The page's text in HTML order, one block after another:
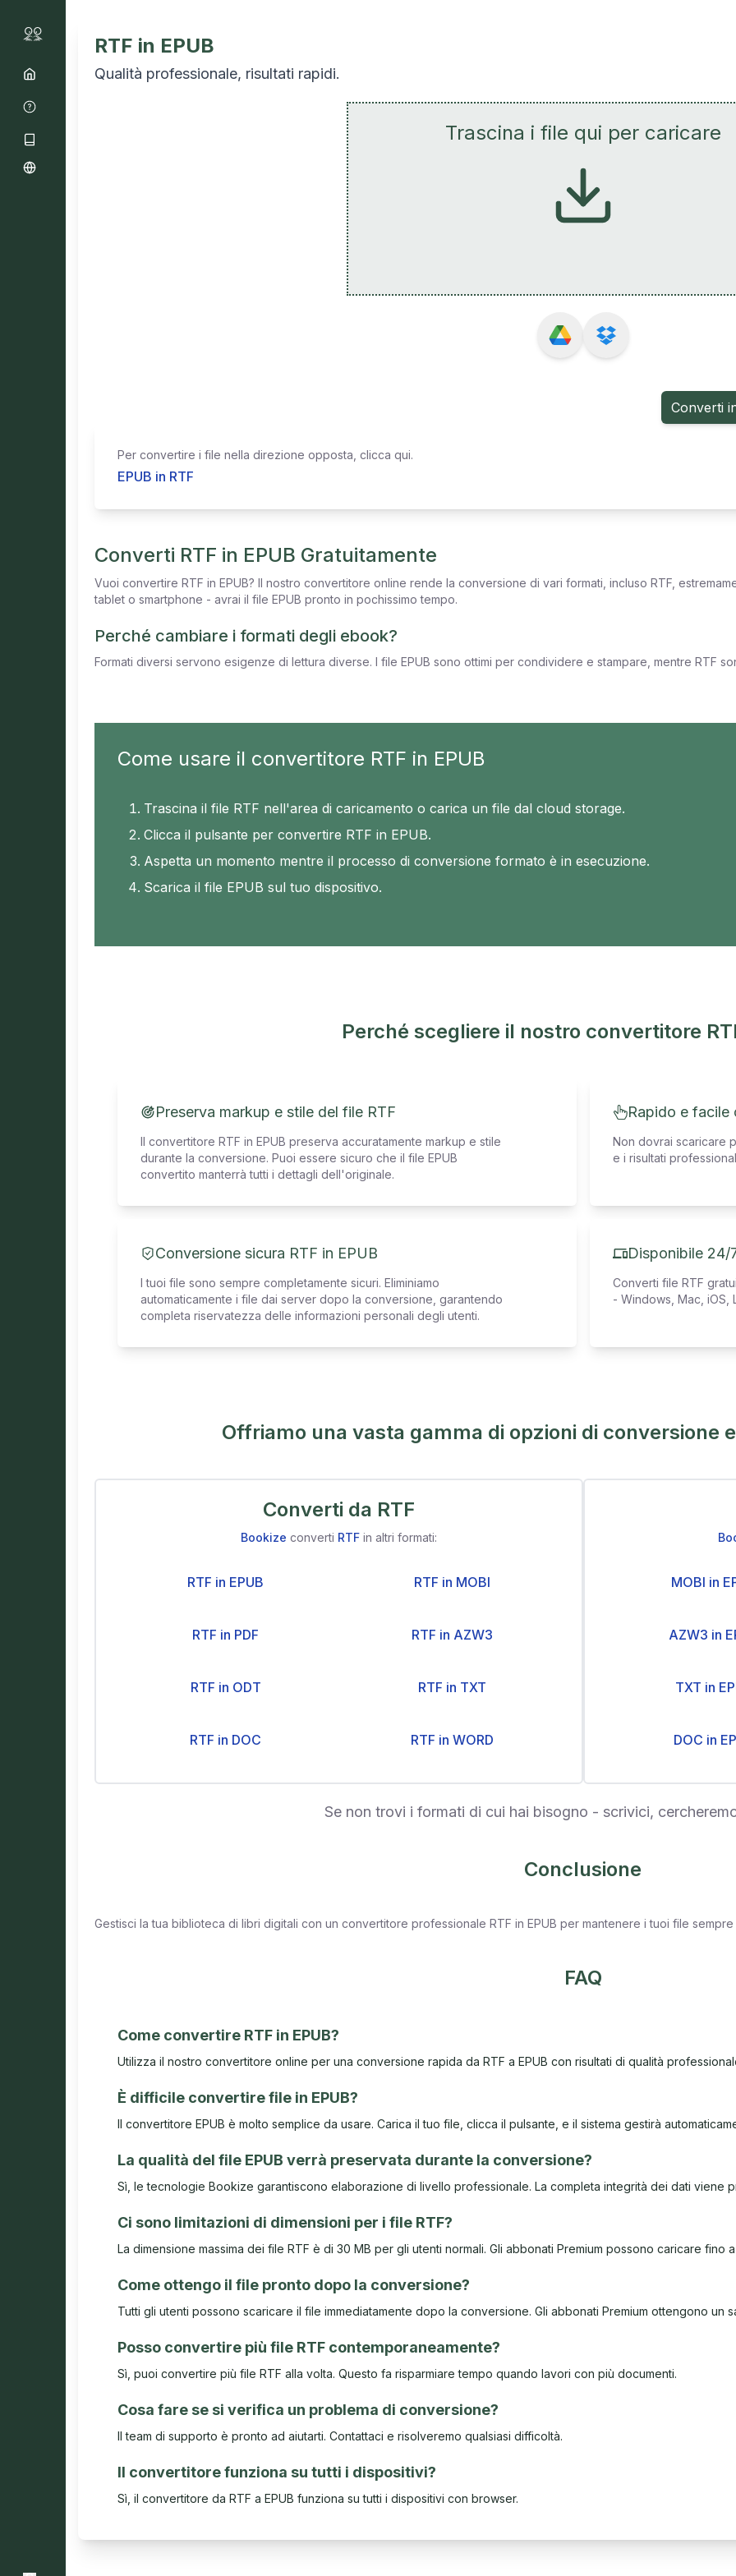
RTF in EPUB
Qualità professionale, risultati rapidi.
Trascina i file qui per caricare
Converti
Per convertire i file nella direzione opposta, clicca qui.
EPUB in RTF
Converti RTF in EPUB Gratuitamente
Vuoi convertire RTF in EPUB? Il nostro convertitore online rende la conversione di vari formati, incluso RTF,
tablet o smartphone - avrai il file EPUB pronto in pochissimo tempo.
Perché cambiare i formati degli ebook?
Formati diversi servono esigenze di lettura diverse. I file EPUB sono ottimi per condividere e stampare, mentre RTF
Come usare il convertitore RTF in EPUB
Trascina il file RTF nell'area di caricamento o carica un file dal cloud storage.
Clicca il pulsante per convertire RTF in EPUB.
Aspetta un momento mentre il processo di conversione formato è in esecuzione.
Scarica il file EPUB sul tuo dispositivo.
Perché scegliere il nostro convertitore
Preserva markup e stile del file RTF
Il convertitore RTF in EPUB preserva accuratamente markup e stile
durante la conversione. Puoi essere sicuro che il file EPUB
convertito manterrà tutti i dettagli dell'originale.
Rapido e facile
Non dovrai scaricare
e i risultati
Conversione sicura RTF in EPUB
I tuoi file sono sempre completamente sicuri. Eliminiamo
automaticamente i file dai server dopo la conversione, garantendo
completa riservatezza delle informazioni personali degli utenti.
Disponibile 24/
Converti file RTF
- Windows, Mac, iOS,
Offriamo una vasta gamma di opzioni di conversione
Converti da RTF
Bookize converti RTF in altri formati:
RTF in EPUB RTF in MOBI
RTF in PDF RTF in AZW3
RTF in ODT RTF in TXT
RTF in DOC RTF in WORD
MOBI in
AZW3 in
TXT in
DOC in
Se non trovi i formati di cui hai bisogno - scrivici,
Conclusione
Gestisci la tua biblioteca di libri digitali con un convertitore professionale RTF in EPUB per mantenere i tuoi file
FAQ
Come convertire RTF in EPUB?
Utilizza il nostro convertitore online per una conversione rapida da RTF a EPUB con risultati di qualità
È difficile convertire file in EPUB?
Il convertitore EPUB è molto semplice da usare. Carica il tuo file, clicca il pulsante, e il sistema gestirà
La qualità del file EPUB verrà preservata durante la conversione?
Sì, le tecnologie Bookize garantiscono elaborazione di livello professionale. La completa integrità dei dati viene
Ci sono limitazioni di dimensioni per i file RTF?
La dimensione massima dei file RTF è di 30 MB per gli utenti normali. Gli abbonati Premium possono caricare fino
Come ottengo il file pronto dopo la conversione?
Tutti gli utenti possono scaricare il file immediatamente dopo la conversione. Gli abbonati Premium ottengono
Posso convertire più file RTF contemporaneamente?
Sì, puoi convertire più file RTF alla volta. Questo fa risparmiare tempo quando lavori con più documenti.
Cosa fare se si verifica un problema di conversione?
Il team di supporto è pronto ad aiutarti. Contattaci e risolveremo qualsiasi difficoltà.
Il convertitore funziona su tutti i dispositivi?
Sì, il convertitore da RTF a EPUB funziona su tutti i dispositivi con browser.